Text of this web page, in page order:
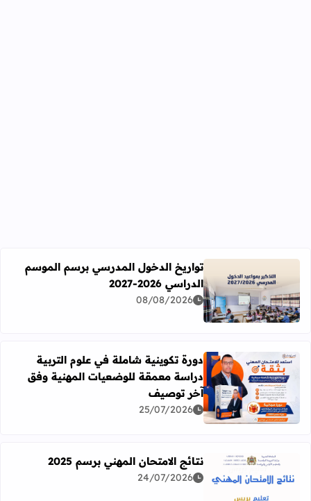
اقرأ المزيد عن تواريخ الدخول المدرسي برسم الموسم الدراسي 2026-
تواريخ الدخول المدرسي برسم الموسم
الدراسي 2026-2027
08/08/2026
اقرأ المزيد عن دورة تكوينية شاملة في علوم التربية
دورة تكوينية شاملة في علوم التربية
دراسة معمقة للوضعيات المهنية وفق
آخر توصيف
25/07/2026
اقرأ المزيد عن نتائج الامتحان المهني برسم 2025
نتائج الامتحان المهني برسم 2025
24/07/2026